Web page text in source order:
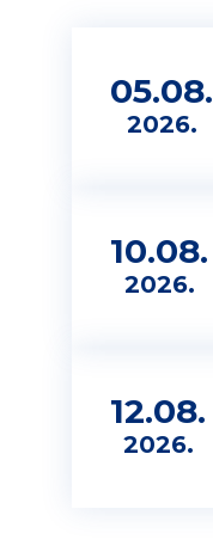
05.08.
2026.
10.08.
2026.
12.08.
2026.